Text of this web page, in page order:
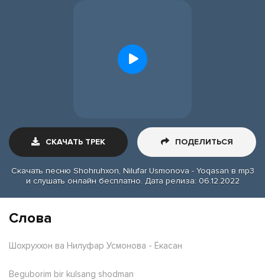
СКАЧАТЬ ТРЕК ПОДЕЛИТЬСЯ
Скачать песню Shohruhxon, Nilufar Usmonova - Yoqasan в mp3
и слушать онлайн бесплатно. Дата релиза: 06.12.2022
Слова
Шохруххон ва Нилуфар Усмонова - Ёкасан
Beguborim bir kulsang shodman